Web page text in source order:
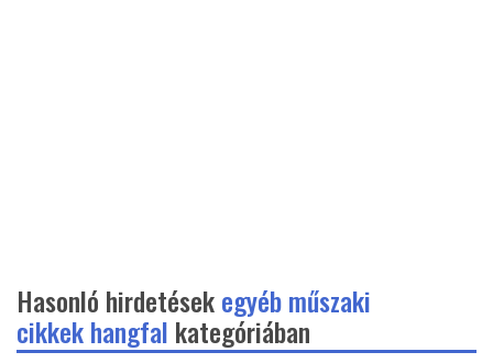
Hasonló hirdetésekegyéb műszaki
cikkek hangfal kategóriában